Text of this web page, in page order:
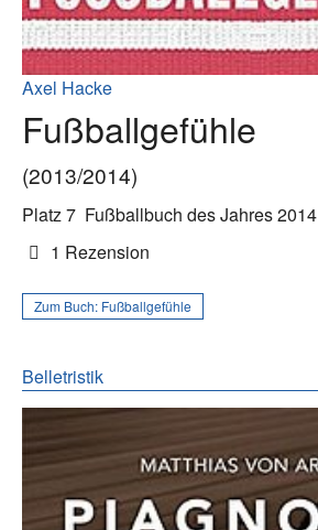
Axel Hacke
Fußballgefühle
(2013/2014)
Platz 7 Fußballbuch des Jahres 2014
1 Rezension
Zum Buch: Fußballgefühle
Belletristik